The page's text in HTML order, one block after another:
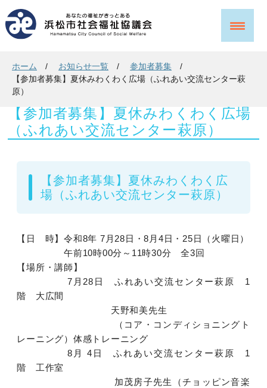
ホーム お知らせ一覧
参加者募集
【参加者募集】夏休みわくわく広場（ふれあい交流センター萩
原）
【参加者募集】夏休みわくわく広場
（ふれあい交流センター萩原）
【参加者募集】夏休みわくわく広
場（ふれあい交流センター萩原）
【日 時】令和8年 7月28日・8月4日・25日（火曜日）
午前10時00分～11時30分 全3回
【場所・講師】
7月28日 ふれあい交流センター萩原 1
階 大広間
天野和美先生
（コア・コンディショニングト
レーニング）体感トレーニング
8月 4日 ふれあい交流センター萩原 1
階 工作室
加茂房子先生（チョッピン音楽